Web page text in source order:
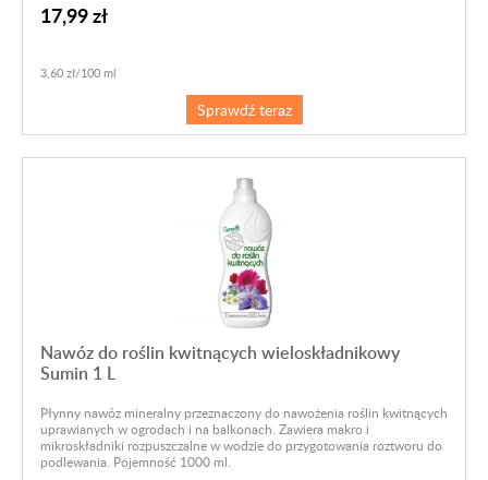
17,99 zł
3,60 zł/100 ml
Sprawdź teraz
Nawóz do roślin kwitnących wieloskładnikowy
Sumin 1 L
Płynny nawóz mineralny przeznaczony do nawożenia roślin kwitnących
uprawianych w ogrodach i na balkonach. Zawiera makro i
mikroskładniki rozpuszczalne w wodzie do przygotowania roztworu do
podlewania. Pojemność 1000 ml.